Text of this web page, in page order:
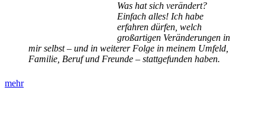
Was hat sich verändert?
Einfach alles! Ich habe
erfahren dürfen, welch
großartigen Veränderungen in
mir selbst – und in weiterer Folge in meinem Umfeld,
Familie, Beruf und Freunde – stattgefunden haben.
mehr